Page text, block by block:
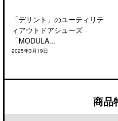
「デサント」のユーティリテ
ィアウトドアシューズ
「MODULA...
2025年3月19日
商品